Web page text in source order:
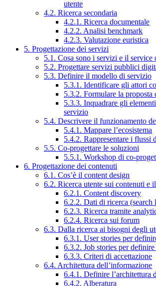
utente
4.2. Ricerca secondaria
4.2.1. Ricerca documentale
4.2.2. Analisi benchmark
4.2.3. Valutazione euristica
5. Progettazione dei servizi
5.1. Cosa sono i servizi e il service
5.2. Progettare servizi pubblici
5.3. Definire il modello di servizio
5.3.1. Identificare gli attori
5.3.2. Formulare la proposta
5.3.3. Inquadrare gli
servizio
5.4. Descrivere il funzionamento
5.4.1. Mappare l’ecosistema
5.4.2. Rappresentare i flussi
5.5. Co-progettare le soluzioni
5.5.1. Workshop di co-
6. Progettazione dei contenuti
6.1. Cos’è il content design
6.2. Ricerca utente sui contenuti e
6.2.1. Content discovery
6.2.2. Dati di ricerca (search
6.2.3. Ricerca tramite
6.2.4. Ricerca sui forum
6.3. Dalla ricerca ai bisogni degli
6.3.1. User stories per
6.3.2. Job stories per
6.3.3. Criteri di accettazione
6.4. Architettura dell’informazione
6.4.1. Definire l’architettura
6.4.2. Alberatura